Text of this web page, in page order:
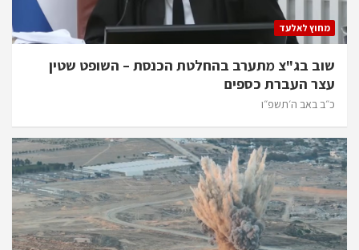
מחוץ לאלעד
שוב בג"צ מתערב בהחלטת הכנסת – השופט שטין
עצר העברת כספים
כ״ב באב ה׳תשפ״ו